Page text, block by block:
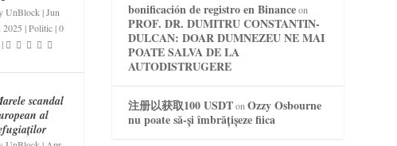
UnBlock |Jun
2025 |Politic|0
|
scandal
al
bonificación de registro en Binanceon
PROF. DR. DUMITRU CONSTANTIN-
DULCAN: DOAR DUMNEZEU NE MAI
POATE SALVA DE LA
AUTODISTRUGERE
注册以获取100 USDTonOzzy Osbourne
nu poate să-și îmbrățișeze fiica